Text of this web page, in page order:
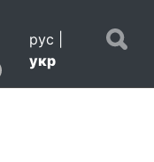
рус
укр